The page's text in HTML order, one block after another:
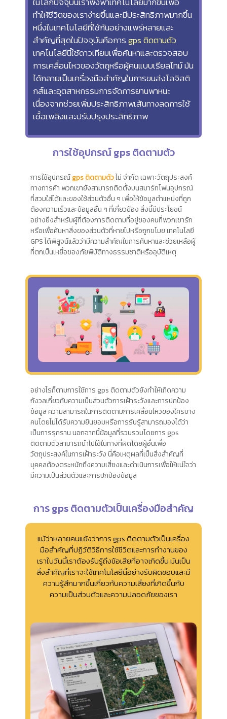
ทำให้ชีวิตของเราง่ายขึ้นและมีประสิทธิภาพมากขึ้น
หนึ่งในเทคโนโลยีที่ใช้กันอย่างแพร่หลายและ
สำคัญที่สุดในปัจจุบันคือการgps ติดตามตัว
เทคโนโลยีนี้ใช้ดาวเทียมเพื่อค้นหาและตรวจสอบ
การเคลื่อนไหวของวัตถุหรือผู้คนแบบเรียลไทม์ มัน
ได้กลายเป็นเครื่องมือสำคัญในการขนส่งโลจิสติ
กส์และอุตสาหกรรมการจัดการยานพาหนะ
เนื่องจากช่วยเพิ่มประสิทธิภาพเส้นทางลดการใช้
เชื้อเพลิงและปรับปรุงประสิทธิภาพ
การใช้อุปกรณ์ gps ติดตามตัว
การใช้อุปกรณ์gps ติดตามตัวไม่ จำกัด เฉพาะวัตถุประสงค์
ทางการค้า พวกเขายังสามารถติดตั้งบนสมาร์ทโฟนอุปกรณ์
ที่สวมใส่ได้และของใช้ส่วนตัวอื่น ๆ เพื่อให้ข้อมูลตำแหน่งที่ถูก
ต้องความเร็วและข้อมูลอื่น ๆ ที่เกี่ยวข้อง สิ่งนี้มีประโยชน์
อย่างยิ่งสำหรับผู้ที่ต้องการติดตามที่อยู่ของคนที่พวกเขารัก
หรือเพื่อค้นหาสิ่งของส่วนตัวที่หายไปหรือถูกขโมย เทคโนโลยี
GPS ได้พิสูจน์แล้วว่ามีความสำคัญในการค้นหาและช่วยเหลือผู้
ที่ตกเป็นเหยื่อของภัยพิบัติทางธรรมชาติหรืออุบัติเหตุ
อย่างไรก็ตามการใช้การ gps ติดตามตัวยังทำให้เกิดความ
กังวลเกี่ยวกับความเป็นส่วนตัวการเฝ้าระวังและการปกป้อง
ข้อมูล ความสามารถในการติดตามการเคลื่อนไหวของใครบาง
คนโดยไม่ได้รับความยินยอมหรือการรับรู้สามารถมองได้ว่า
เป็นการรุกราน นอกจากนี้ข้อมูลที่รวบรวมโดยการ gps
ติดตามตัวสามารถนำไปใช้ในทางที่ผิดโดยผู้อื่นเพื่อ
วัตถุประสงค์ในการเฝ้าระวัง นี่คือเหตุผลที่เป็นสิ่งสำคัญที่
บุคคลต้องตระหนักถึงความเสี่ยงและดำเนินการเพื่อให้แน่ใจว่า
มีความเป็นส่วนตัวและการปกป้องข้อมูล
การ gps ติดตามตัวเป็นเครื่องมือสำคัญ
แม้ว่าหลายคนแย้งว่าการ gps ติดตามตัวเป็นเครื่อง
มือสำคัญที่ปฏิวัติวิธีการใช้ชีวิตและการทำงานของ
เราในวันนี้เราต้องรับรู้ถึงข้อเสียที่อาจเกิดขึ้น มันเป็น
สิ่งสำคัญที่เราจะใช้เทคโนโลยีนี้อย่างรับผิดชอบและมี
ความรู้สึกมากขึ้นเกี่ยวกับความเสี่ยงที่เกิดขึ้นกับ
ความเป็นส่วนตัวและความปลอดภัยของเรา